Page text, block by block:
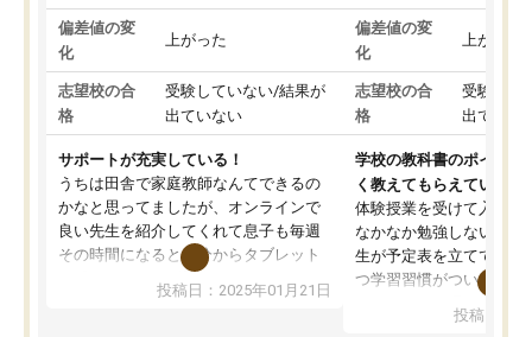
偏差値の変
化
上がった
志望校の合
格
受験していない/結果が
出ていない
サポートが充実している！
うちは田舎で家庭教師なんてできるの
かなと思ってましたが、オンラインで
良い先生を紹介してくれて息子も毎週
その時間になると自分からタブレット
を開いてzoomを繋げるようになりまし
た！5科目なんでもOKなのもとても気
投稿日：2025年01月21日
偏差値の変
化
上がった
志望校の合
格
受験して
出ていな
学校の教科書のポイント
く教えてもらえている
体験授業を受けて入塾し
なかなか勉強しない息子
生が予定表を立ててくれ
つ学習習慣がついてきま
指導が無い日も予定表
投稿日：